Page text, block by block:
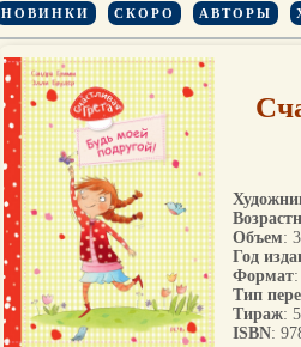
НОВИНКИ СКОРО АВТОРЫ
Объем:
Год
Формат
Тип
Тираж:
ISBN: